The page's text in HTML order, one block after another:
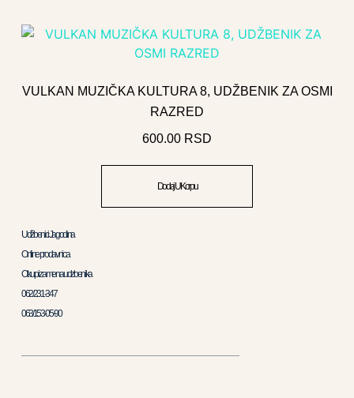
VULKAN MUZIČKA KULTURA 8, UDŽBENIK ZA OSMI
RAZRED
600.00 RSD
Dodaj U Korpu
Udžbenici Jagodina
Online prodavnica
Otkup i zamena udzbenika
062/231-347
063/153-05-90